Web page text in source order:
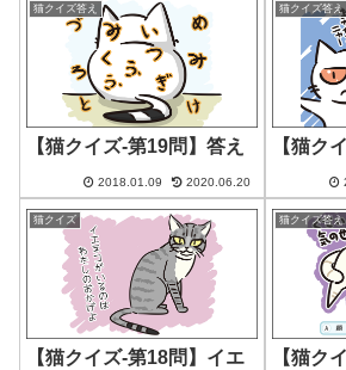
猫クイズ答え
【猫クイズ-第19問】答え
2018.01.09 2020.06.20
猫クイズ答え
【猫ク
猫クイズ
【猫クイズ-第18問】イエ
猫クイズ答え
【猫ク